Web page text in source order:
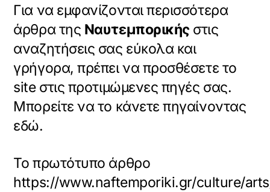
Για να εμφανίζονται περισσότερα
άρθρα της Ναυτεμπορικής στις
αναζητήσεις σας εύκολα και
γρήγορα, πρέπει να προσθέσετε το
site στις προτιμώμενες πηγές σας.
Μπορείτε να το κάνετε πηγαίνοντας
εδώ.
Το πρωτότυπο άρθρο
https://www.naftemporiki.gr/culture/